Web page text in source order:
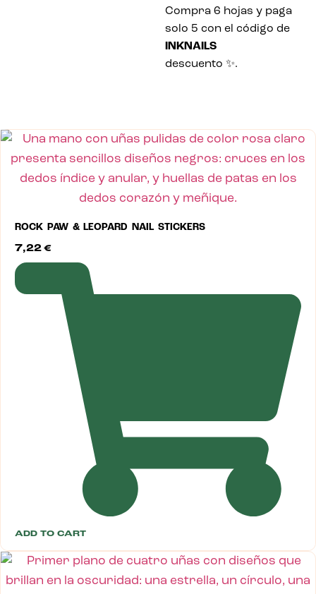
Compra 6 hojas y paga
solo 5 con el código de
INKNAILS
descuento ✨.
ROCK PAW & LEOPARD NAIL STICKERS
7,22 €
ADD TO CART